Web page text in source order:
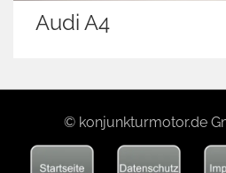
Audi A4
© konjunkturmotor.de